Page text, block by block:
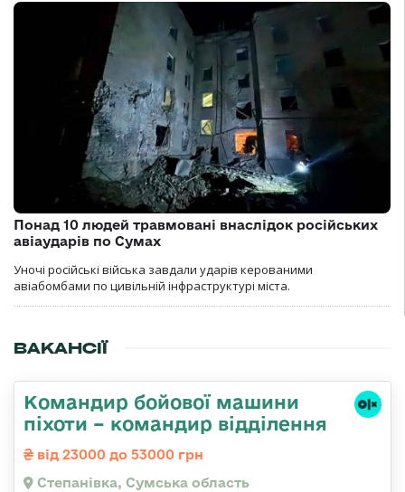
Понад 10 людей травмовані внаслідок російських
авіаударів по Сумах
Уночі російські війська завдали ударів керованими
авіабомбами по цивільній інфраструктурі міста.
ВАКАНСІЇ
Командир бойової машини
піхоти – командир відділення
від 23000 до 53000 грн
Степанівка, Сумська область